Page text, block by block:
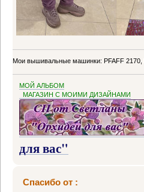
Мои вышивальные машинки: PFAFF 2170,
МОЙ АЛЬБОМ
МАГАЗИН С МОИМИ ДИЗАЙНАМИ
для вас"
Спасибо от :